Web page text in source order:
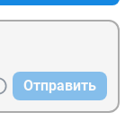
Отправить